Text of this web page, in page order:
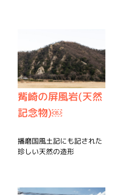
觜崎の屏風岩(天然
記念物)￼
播磨国風土記にも記された
珍しい天然の造形